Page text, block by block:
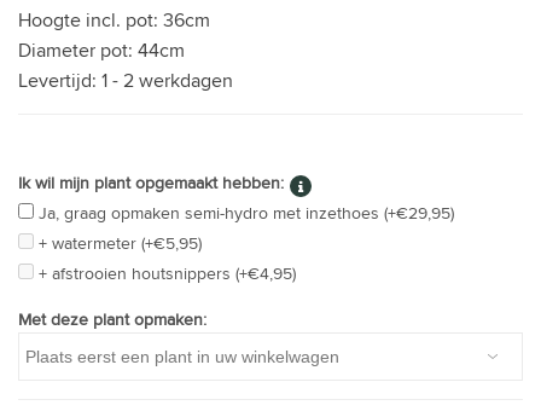
Hoogte incl. pot: 36cm
Diameter pot: 44cm
Levertijd: 1 - 2 werkdagen
Ik wil mijn plant opgemaakt hebben:
Ja, graag opmaken semi-hydro met inzethoes (+€29,95)
+ watermeter (+€5,95)
+ afstrooien houtsnippers (+€4,95)
Met deze plant opmaken: